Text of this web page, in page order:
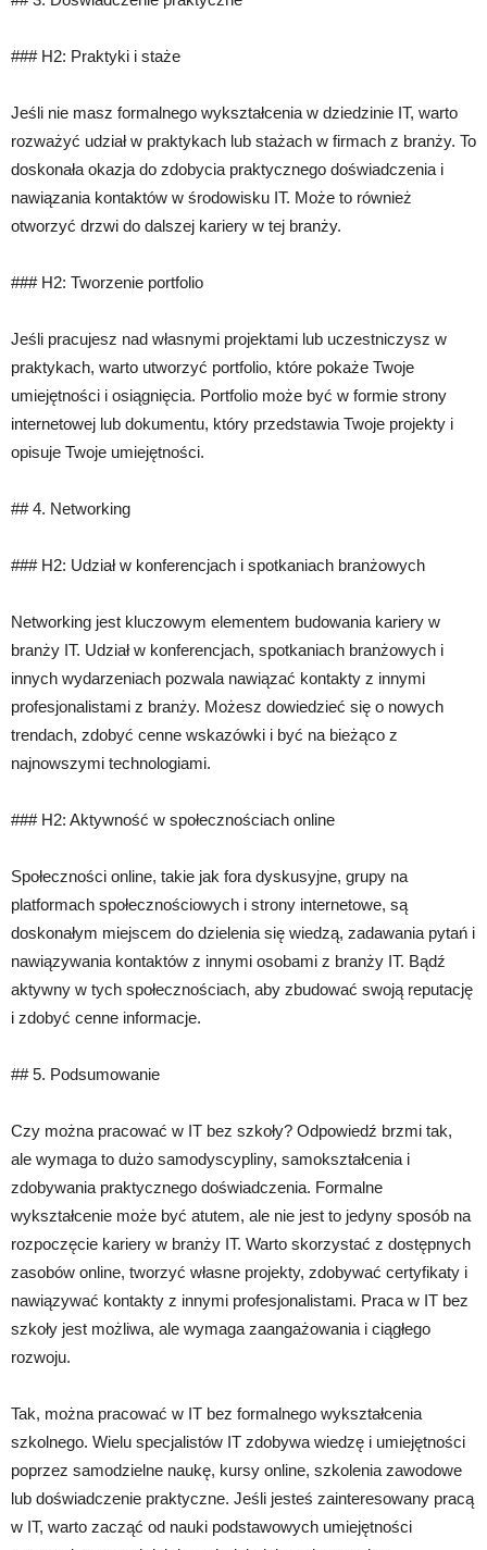
### H2: Praktyki i staże
Jeśli nie masz formalnego wykształcenia w dziedzinie IT, warto
rozważyć udział w praktykach lub stażach w firmach z branży. To
doskonała okazja do zdobycia praktycznego doświadczenia i
nawiązania kontaktów w środowisku IT. Może to również
otworzyć drzwi do dalszej kariery w tej branży.
### H2: Tworzenie portfolio
Jeśli pracujesz nad własnymi projektami lub uczestniczysz w
praktykach, warto utworzyć portfolio, które pokaże Twoje
umiejętności i osiągnięcia. Portfolio może być w formie strony
internetowej lub dokumentu, który przedstawia Twoje projekty i
opisuje Twoje umiejętności.
## 4. Networking
### H2: Udział w konferencjach i spotkaniach branżowych
Networking jest kluczowym elementem budowania kariery w
branży IT. Udział w konferencjach, spotkaniach branżowych i
innych wydarzeniach pozwala nawiązać kontakty z innymi
profesjonalistami z branży. Możesz dowiedzieć się o nowych
trendach, zdobyć cenne wskazówki i być na bieżąco z
najnowszymi technologiami.
### H2: Aktywność w społecznościach online
Społeczności online, takie jak fora dyskusyjne, grupy na
platformach społecznościowych i strony internetowe, są
doskonałym miejscem do dzielenia się wiedzą, zadawania pytań i
nawiązywania kontaktów z innymi osobami z branży IT. Bądź
aktywny w tych społecznościach, aby zbudować swoją reputację
i zdobyć cenne informacje.
## 5. Podsumowanie
Czy można pracować w IT bez szkoły? Odpowiedź brzmi tak,
ale wymaga to dużo samodyscypliny, samokształcenia i
zdobywania praktycznego doświadczenia. Formalne
wykształcenie może być atutem, ale nie jest to jedyny sposób na
rozpoczęcie kariery w branży IT. Warto skorzystać z dostępnych
zasobów online, tworzyć własne projekty, zdobywać certyfikaty i
nawiązywać kontakty z innymi profesjonalistami. Praca w IT bez
szkoły jest możliwa, ale wymaga zaangażowania i ciągłego
rozwoju.
Tak, można pracować w IT bez formalnego wykształcenia
szkolnego. Wielu specjalistów IT zdobywa wiedzę i umiejętności
poprzez samodzielne naukę, kursy online, szkolenia zawodowe
lub doświadczenie praktyczne. Jeśli jesteś zainteresowany pracą
w IT, warto zacząć od nauki podstawowych umiejętności